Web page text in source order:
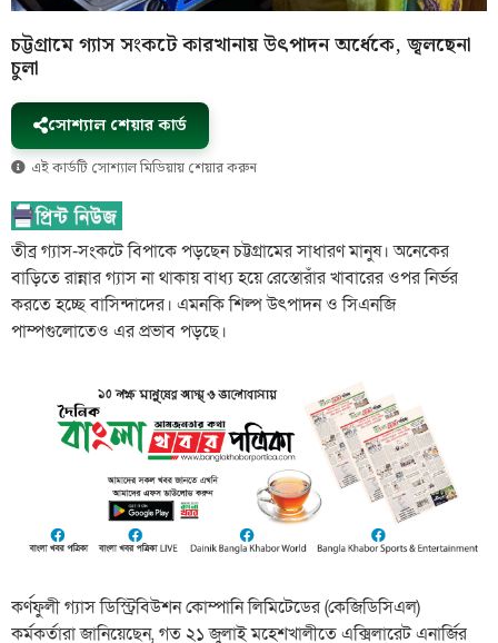
চট্টগ্রামে গ্যাস সংকটে কারখানায় উৎপাদন অর্ধেকে, জ্বলছেনা
চুলা
সোশ্যাল শেয়ার কার্ড
এই কার্ডটি সোশ্যাল মিডিয়ায় শেয়ার করুন
তীব্র গ্যাস-সংকটে বিপাকে পড়ছেন চট্টগ্রামের সাধারণ মানুষ। অনেকের
বাড়িতে রান্নার গ্যাস না থাকায় বাধ্য হয়ে রেস্তোরাঁর খাবারের ওপর নির্ভর
করতে হচ্ছে বাসিন্দাদের। এমনকি শিল্প উৎপাদন ও সিএনজি
পাম্পগুলোতেও এর প্রভাব পড়ছে।
কর্ণফুলী গ্যাস ডিস্ট্রিবিউশন কোম্পানি লিমিটেডের (কেজিডিসিএল)
কর্মকর্তারা জানিয়েছেন, গত ২১ জুলাই মহেশখালীতে এক্সিলারেট এনার্জির